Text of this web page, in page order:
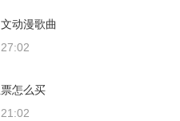
动漫歌曲
怎么买